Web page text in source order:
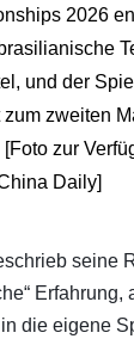
2026
und der
zweiten
zur
Daily]
seine
Erfahrung,
die eigene